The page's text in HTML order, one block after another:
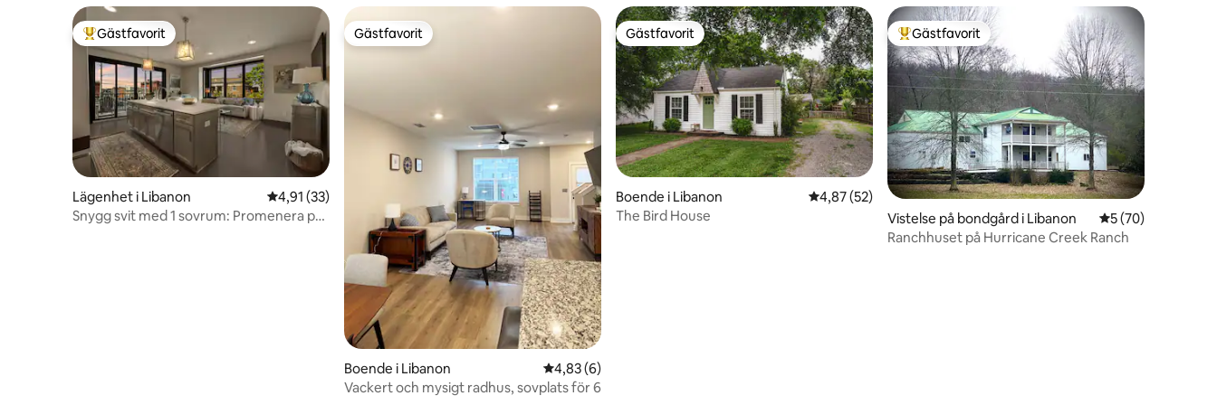
Populär gästfavorit
Gästfavorit
Lägenhet i Libanon 4,91 av 5 i genomsnittligt betyg, 33 omdömen
4,91 (33)
Snygg svit med 1 sovrum: Promenera på
Gästfavorit
Gästfavorit
Boende i Libanon 4,83 av 5 i genomsnittligt betyg, 6 omdömen
4,83 (6)
Vackert och mysigt radhus, sovplats för 6
Gästfavorit
Gästfavorit
Boende i Libanon 4,87 av 5 i genomsnittligt betyg, 52 omdömen
4,87 (52)
The Bird House
Populär gästfavorit
Gästfavorit
Vistelse på bondgård i Libanon 5 av 5 i
5 (70)
Ranchhuset på Hurricane Creek Ranch